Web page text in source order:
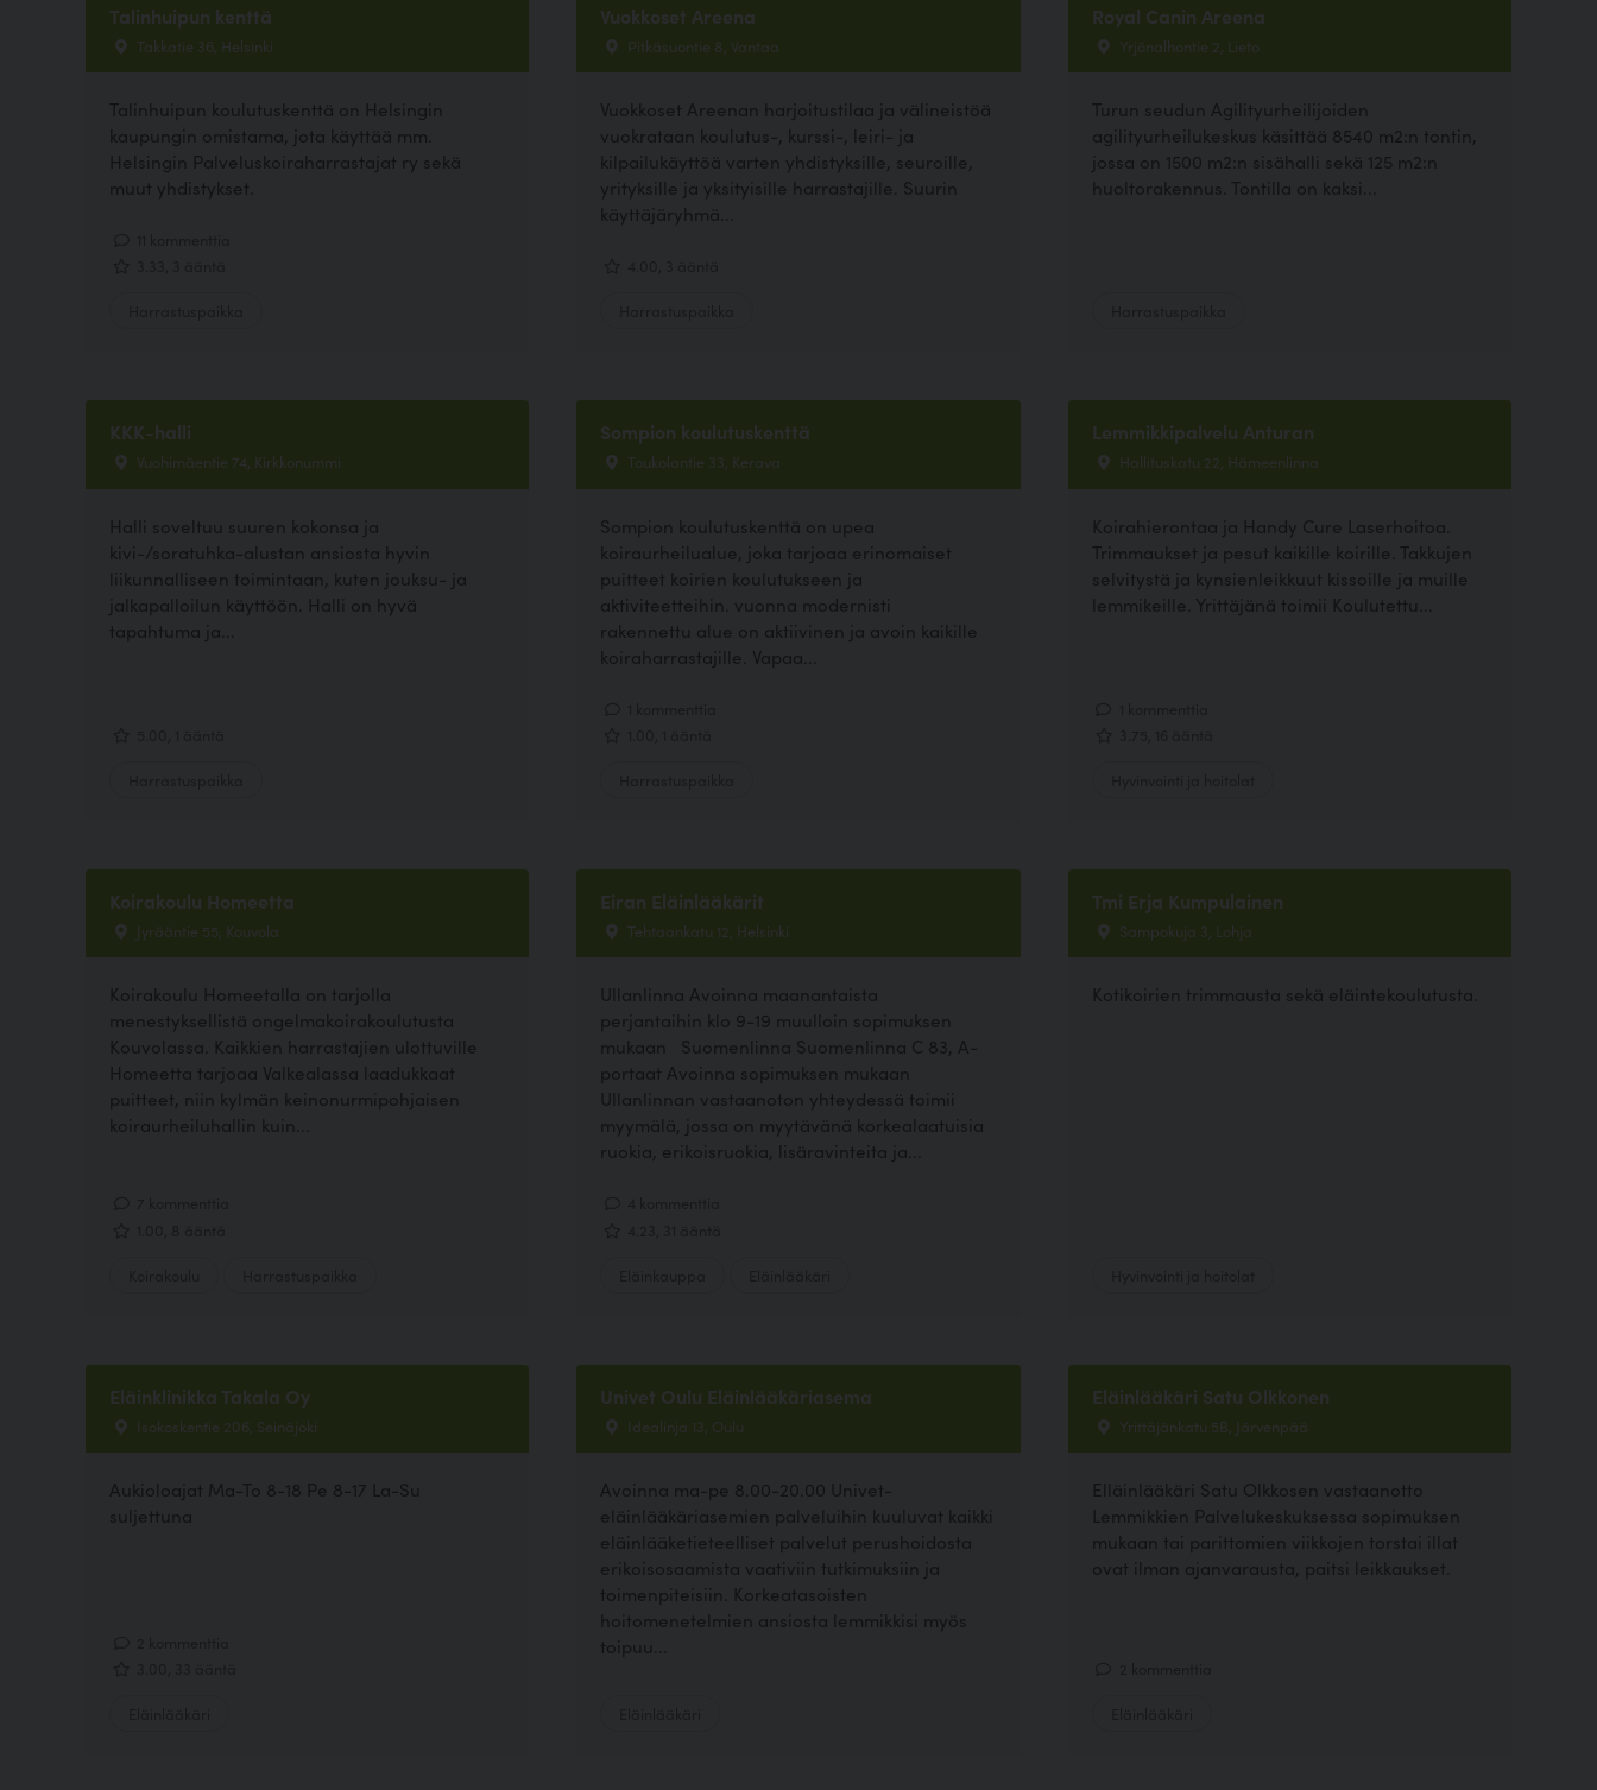
Talinhuipun kenttä
Takkatie 36, Helsinki
Talinhuipun koulutuskenttä on Helsingin
kaupungin omistama, jota käyttää mm.
Helsingin Palveluskoiraharrastajat ry sekä
muut yhdistykset.
Vuokkoset Areena
Pitkäsuontie 8, Vantaa
Vuokkoset Areenan harjoitustilaa ja välineistöä
vuokrataan koulutus-, kurssi-, leiri- ja
kilpailukäyttöä varten yhdistyksille, seuroille,
yrityksille ja yksityisille harrastajille. Suurin
käyttäjäryhmä...
Royal Canin Areena
Yrjönalhontie 2, Lieto
Turun seudun Agilityurheilijoiden
agilityurheilukeskus käsittää 8540 m2:n tontin,
jossa on 1500 m2:n sisähalli sekä 125 m2:n
huoltorakennus. Tontilla on kaksi...
KKK-halli
Vuohimäentie 74, Kirkkonummi
Halli soveltuu suuren kokonsa ja
kivi-/soratuhka-alustan ansiosta hyvin
liikunnalliseen toimintaan, kuten jouksu- ja
jalkapalloilun käyttöön. Halli on hyvä
tapahtuma ja...
Sompion koulutuskenttä
Toukolantie 33, Kerava
Sompion koulutuskenttä on upea
koiraurheilualue, joka tarjoaa erinomaiset
puitteet koirien koulutukseen ja
aktiviteetteihin. vuonna modernisti
rakennettu alue on aktiivinen ja avoin kaikille
koiraharrastajille. Vapaa...
Lemmikkipalvelu Anturan
Hallituskatu 22, Hämeenlinna
Koirahierontaa ja Handy Cure Laserhoitoa.
Trimmaukset ja pesut kaikille koirille. Takkujen
selvitystä ja kynsienleikkuut kissoille ja muille
lemmikeille. Yrittäjänä toimii Koulutettu...
Koirakoulu Homeetta
Jyrääntie 55, Kouvola
Koirakoulu Homeetalla on tarjolla
menestyksellistä ongelmakoirakoulutusta
Kouvolassa. Kaikkien harrastajien ulottuville
Homeetta tarjoaa Valkealassa laadukkaat
puitteet, niin kylmän keinonurmipohjaisen
koiraurheiluhallin kuin...
Eiran Eläinlääkärit
Tehtaankatu 12, Helsinki
Ullanlinna Avoinna maanantaista
perjantaihin klo 9-19 muulloin sopimuksen
mukaan Suomenlinna Suomenlinna C 83, A-
portaat Avoinna sopimuksen mukaan
Ullanlinnan vastaanoton yhteydessä toimii
myymälä, jossa on myytävänä korkealaatuisia
ruokia, erikoisruokia, lisäravinteita ja...
Tmi Erja Kumpulainen
Sampokuja 3, Lohja
Kotikoirien trimmausta sekä eläintekoulutusta.
Eläinklinikka Takala Oy
Isokoskentie 206, Seinäjoki
Aukioloajat Ma-To 8-18 Pe 8-17 La-Su
suljettuna
Univet Oulu Eläinlääkäriasema
Idealinja 13, Oulu
Avoinna ma-pe 8.00-20.00 Univet-
eläinlääkäriasemien palveluihin kuuluvat kaikki
eläinlääketieteelliset palvelut perushoidosta
erikoisosaamista vaativiin tutkimuksiin ja
toimenpiteisiin. Korkeatasoisten
hoitomenetelmien ansiosta lemmikkisi myös
toipuu...
Eläinlääkäri Satu Olkkonen
Yrittäjänkatu 5B, Järvenpää
Elläinlääkäri Satu Olkkosen vastaanotto
Lemmikkien Palvelukeskuksessa sopimuksen
mukaan tai parittomien viikkojen torstai illat
ovat ilman ajanvarausta, paitsi leikkaukset.